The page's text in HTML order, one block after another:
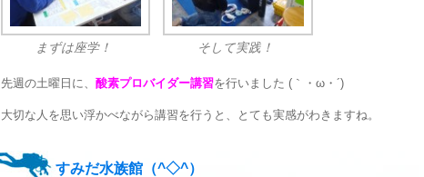
まずは座学！ そして実践！
先週の土曜日に、 酸素プロバイダー講習を行いました (｀・ω・´)
大切な人を思い浮かべながら講習を行うと、とても実感がわきますね。
すみだ水族館（^◇^）